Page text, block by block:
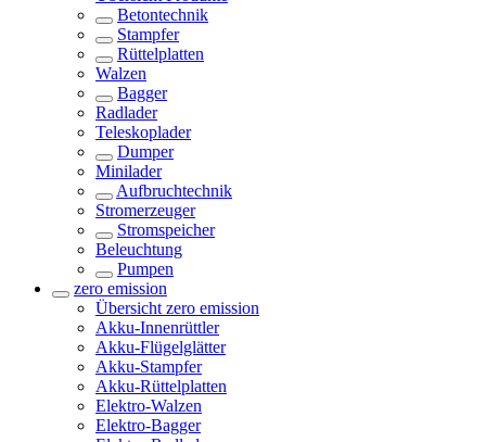
Betontechnik
Stampfer
Rüttelplatten
Walzen
Bagger
Radlader
Teleskoplader
Dumper
Minilader
Aufbruchtechnik
Stromerzeuger
Stromspeicher
Beleuchtung
Pumpen
zero emission
Übersicht zero emission
Akku-Innenrüttler
Akku-Flügelglätter
Akku-Stampfer
Akku-Rüttelplatten
Elektro-Walzen
Elektro-Bagger